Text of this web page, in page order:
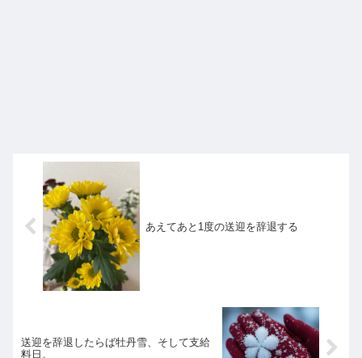
あえてあと1度の送迎を辞退する
送迎を辞退したらば牡丹雪、そして支給
料日。